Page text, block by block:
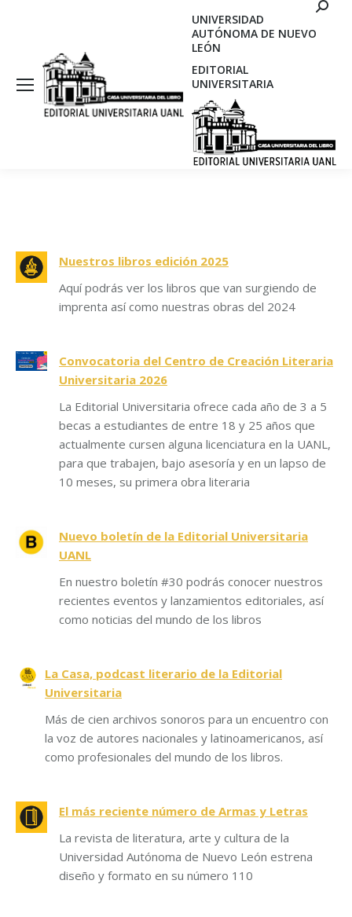
UNIVERSIDAD
AUTÓNOMA DE NUEVO
LEÓN
EDITORIAL
UNIVERSITARIA
Nuestros libros edición 2025
Aquí podrás ver los libros que van surgiendo de
imprenta así como nuestras obras del 2024
Convocatoria del Centro de Creación Literaria
Universitaria 2026
La Editorial Universitaria ofrece cada año de 3 a 5
becas a estudiantes de entre 18 y 25 años que
actualmente cursen alguna licenciatura en la UANL,
para que trabajen, bajo asesoría y en un lapso de
10 meses, su primera obra literaria
Nuevo boletín de la Editorial Universitaria
UANL
En nuestro boletín #30 podrás conocer nuestros
recientes eventos y lanzamientos editoriales, así
como noticias del mundo de los libros
La Casa, podcast literario de la Editorial
Universitaria
Más de cien archivos sonoros para un encuentro con
la voz de autores nacionales y latinoamericanos, así
como profesionales del mundo de los libros.
El más reciente número de Armas y Letras
La revista de literatura, arte y cultura de la
Universidad Autónoma de Nuevo León estrena
diseño y formato en su número 110